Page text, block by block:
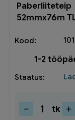
Paberliiteteip
52mmx76m
1-2
Paberliiteteip
tk